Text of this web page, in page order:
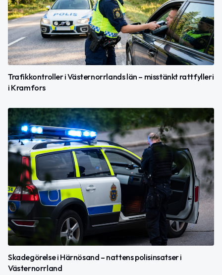
Trafikkontroller i Västernorrlands län – misstänkt rattfylleri
i Kramfors
Skadegörelse i Härnösand – nattens polisinsatser i
Västernorrland